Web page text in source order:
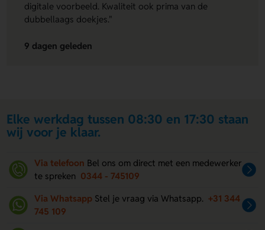
digitale voorbeeld. Kwaliteit ook prima van de
dubbellaags doekjes."
9 dagen geleden
Elke werkdag tussen 08:30 en 17:30 staan
wij voor je klaar.
Via telefoon Bel ons om direct met een medewerker
te spreken 0344 - 745109
Via Whatsapp Stel je vraag via Whatsapp. +31 344
745 109